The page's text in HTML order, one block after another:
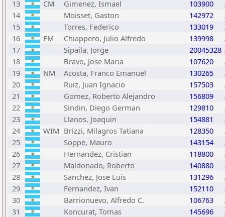
13
CM Gimenez, Ismael 103900
14
Moisset, Gaston 142972
15
Torres, Federico 133019
16
FM Chiappero, Julio Alfredo 139998
17
Sipaila, Jorge 20045328
18
Bravo, Jose Maria 107620
19
NM Acosta, Franco Emanuel 130265
20
Ruiz, Juan Ignacio 157503
21
Gomez, Roberto Alejandro 156809
22
Sindin, Diego German 129810
23
Llanos, Joaquin 154881
24
WIM Brizzi, Milagros Tatiana 128350
25
Soppe, Mauro 143154
26
Hernandez, Cristian 118800
27
Maldonado, Roberto 140880
28
Sanchez, Jose Luis 131296
29
Fernandez, Ivan 152110
30
Barrionuevo, Alfredo C. 106763
31
Koncurat, Tomas 145696